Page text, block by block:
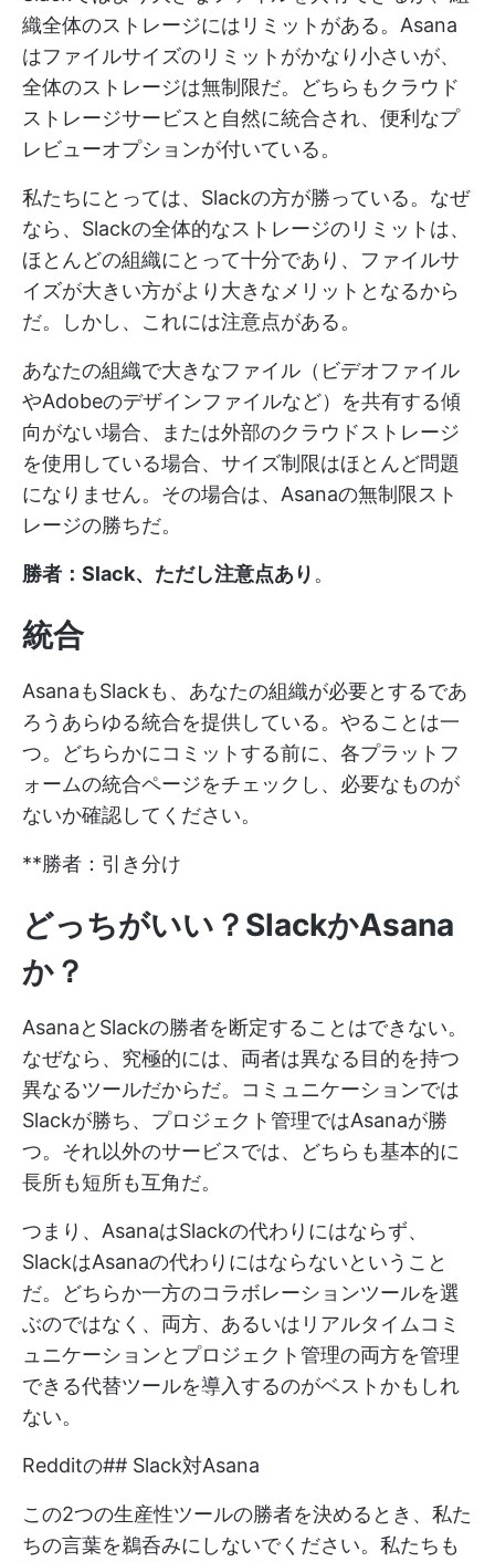
織全体のストレージにはリミットがある。Asana
はファイルサイズのリミットがかなり小さいが、
全体のストレージは無制限だ。どちらもクラウド
ストレージサービスと自然に統合され、便利なプ
レビューオプションが付いている。
私たちにとっては、Slackの方が勝っている。なぜ
なら、Slackの全体的なストレージのリミットは、
ほとんどの組織にとって十分であり、ファイルサ
イズが大きい方がより大きなメリットとなるから
だ。しかし、これには注意点がある。
あなたの組織で大きなファイル（ビデオファイル
やAdobeのデザインファイルなど）を共有する傾
向がない場合、または外部のクラウドストレージ
を使用している場合、サイズ制限はほとんど問題
になりません。その場合は、Asanaの無制限スト
レージの勝ちだ。
勝者：Slack、ただし注意点あり 。
統合
AsanaもSlackも、あなたの組織が必要とするであ
ろうあらゆる統合を提供している。やることは一
つ。どちらかにコミットする前に、各プラットフ
ォームの統合ページをチェックし、必要なものが
ないか確認してください。
**勝者：引き分け
どっちがいい？SlackかAsana
か？
AsanaとSlackの勝者を断定することはできない。
なぜなら、究極的には、両者は異なる目的を持つ
異なるツールだからだ。コミュニケーションでは
Slackが勝ち、プロジェクト管理ではAsanaが勝
つ。それ以外のサービスでは、どちらも基本的に
長所も短所も互角だ。
つまり、AsanaはSlackの代わりにはならず、
SlackはAsanaの代わりにはならないということ
だ。どちらか一方のコラボレーションツールを選
ぶのではなく、両方、あるいはリアルタイムコミ
ュニケーションとプロジェクト管理の両方を管理
できる代替ツールを導入するのがベストかもしれ
ない。
Redditの## Slack対Asana
この2つの生産性ツールの勝者を決めるとき、私た
ちの言葉を鵜呑みにしないでください。私たちも